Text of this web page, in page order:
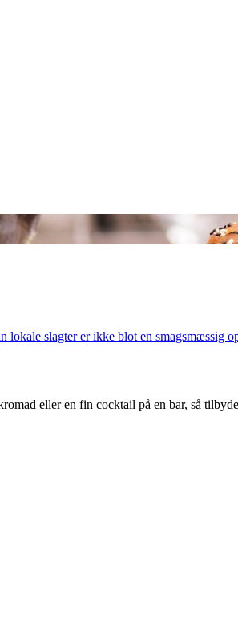
slagter er ikke blot en smagsmæssig
eller en fin cocktail på en bar, så